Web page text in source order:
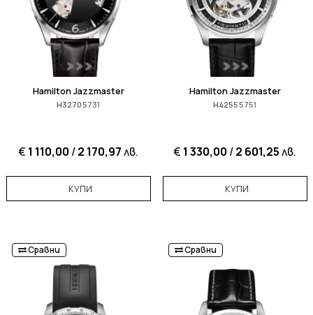
Hamilton Jazzmaster
H32705731
€ 1 110,00 /2 170,97лв.
КУПИ
Hamilton Jazzmaster
H42555751
€ 1 330,00 /2 601,25лв.
КУПИ
Сравни Сравни